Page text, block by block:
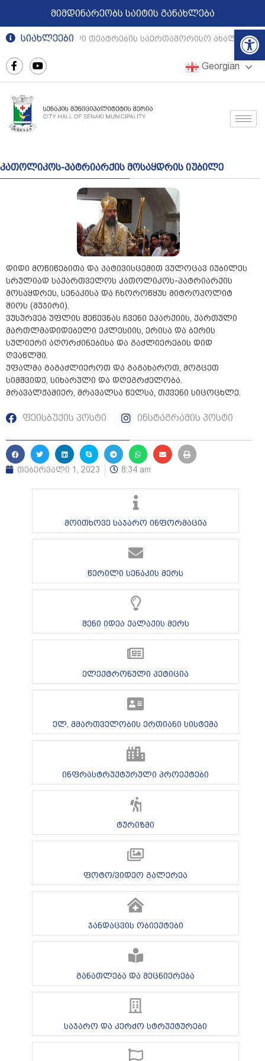
მიმდინარეობს საიტის განახლება
სიახლეები
რეგიონული თეატრების საერთაშორისო
Georgian
კათოლიკოს-პატრიარქის მოსაყდრის იუბილე
დიდი მოწიწებითა და პატივისცემით ვულოცავ იუბილეს
სრულიად საქართველოს კათოლიკოს-პატრიარქის
მოსაყდრეს, სენაკისა და ჩხოროწყუს მიტროპოლიტ
შიოს (მუჯირი).
ვუსურვებ უფლის შეწევნას ჩვენი ეპარქიის, ქართული
მართლმადიდებელი ეკლესიის, ერისა და ბერის
სულიერი აღორძინებისა და გაძლიერების დიდ
ღვაწლში.
უფალმა გაგაძლიეროთ და გაგახაროთ, მოგცეთ
სიმშვიდე, სიხარული და დღეგრძელობა.
მრავალჟამიერ, მრავალსა წელსა, თქვენი სიცოცხლე.
ფეისბუქის პოსტი ინსტაგრამის პოსტი
თებერვალი 1, 2023 8:34 am
მოითხოვე საჯარო ინფორმაცია
წერილი სენაკის მერს
შენი იდეა ქალაქის მერს
ელექტრონული პეტიცია
ელ. მმართველობის ერთიანი სისტემა
ინფრასტრუქტურული პროექტები
ტურიზმი
ფოტო/ვიდეო გალერეა
ჯანდაცვის ობიექტები
განათლება და მეცნიერება
საჯარო და კერძო სტრუქტურები